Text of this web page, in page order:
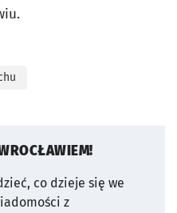
co dzieje się we
z